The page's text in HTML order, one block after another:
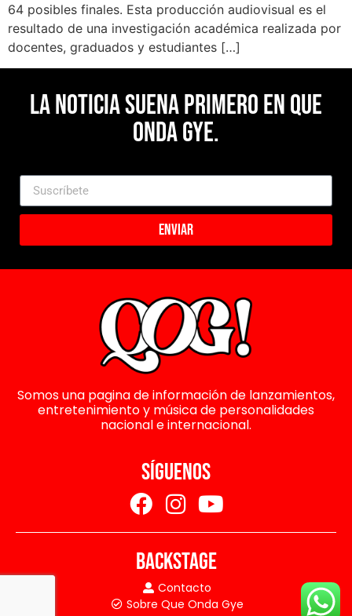
64 posibles finales. Esta producción audiovisual es el
resultado de una investigación académica realizada por
docentes, graduados y estudiantes […]
La noticia suena primero en Que
Onda Gye.
Enviar
Somos una pagina de información de lanzamientos,
entretenimiento y música de personalidades
nacional e internacional.
SÍGUENOS
BACKSTAGE
Contacto
Sobre Que Onda Gye